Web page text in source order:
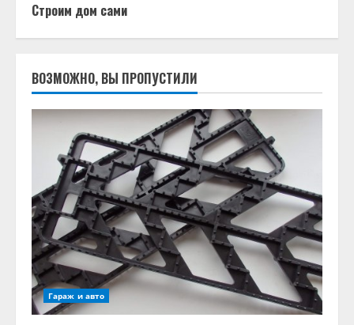
Строим дом сами
ВОЗМОЖНО, ВЫ ПРОПУСТИЛИ
Гараж и авто